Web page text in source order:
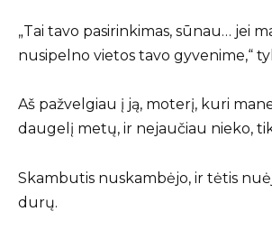
„Tai tavo pasirinkimas, sūnau… jei
nusipelno vietos tavo gyvenime,“
Aš pažvelgiau į ją, moterį, kuri
daugelį metų, ir nejaučiau nieko,
Skambutis nuskambėjo, ir tėtis
durų.